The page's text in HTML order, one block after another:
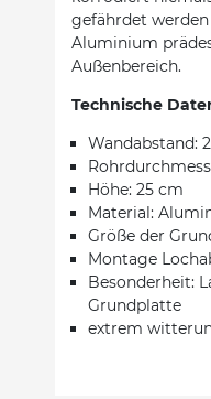
gefährdet
Aluminium
Außenbereich.
Technische
Wandabstand:
Höhe: 25 cm
Material:
Größe der
Montage
Besonderheit:
Grundplatte
extrem